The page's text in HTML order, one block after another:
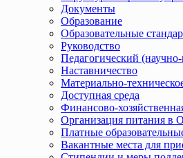
Документы
Образование
Образовательные
Руководство
Педагогический
Наставничество
Материально-
Доступная среда
Финансово-
Организация питания в
Платные
Вакантные места для